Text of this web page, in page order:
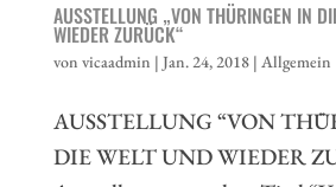
AUSSTELLUNG „VON THÜRINGEN IN
WIEDER ZURÜCK“
von vicaadmin | Jan. 24, 2018| Allgemein
AUSSTELLUNG “VON
DIE WELT UND WIEDER